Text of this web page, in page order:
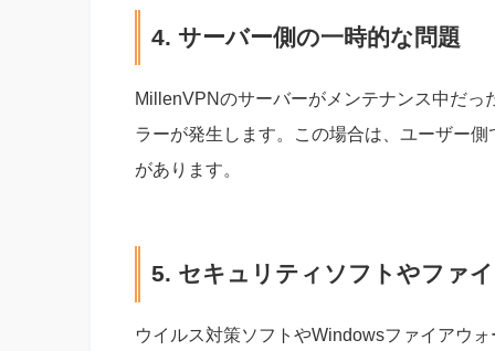
4. サーバー側の一時的な問題
MillenVPNのサーバーがメンテナンス中だ
ラーが発生します。この場合は、ユーザー
があります。
5. セキュリティソフトやファ
ウイルス対策ソフトやWindowsファイアウ